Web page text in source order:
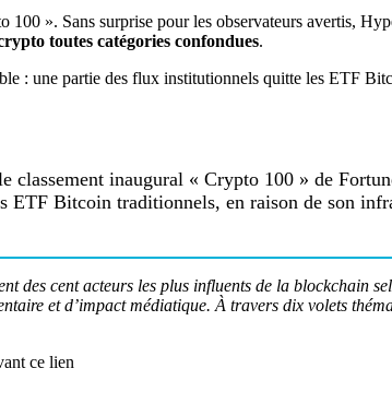
». Sans surprise pour les observateurs avertis,
toutes catégories confondues.
: une partie des flux institutionnels quitte les ETF
classement inaugural « Crypto 100 » de
Bitcoin traditionnels, en raison de son
des cent acteurs les plus influents de la blockchain
et d’impact médiatique. À travers dix volets
ce lien